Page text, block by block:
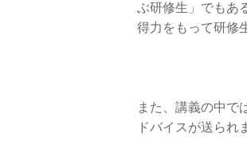
ぶ研修生」でもあ
得力をもって研修
また、講義の中で
ドバイスが送られ